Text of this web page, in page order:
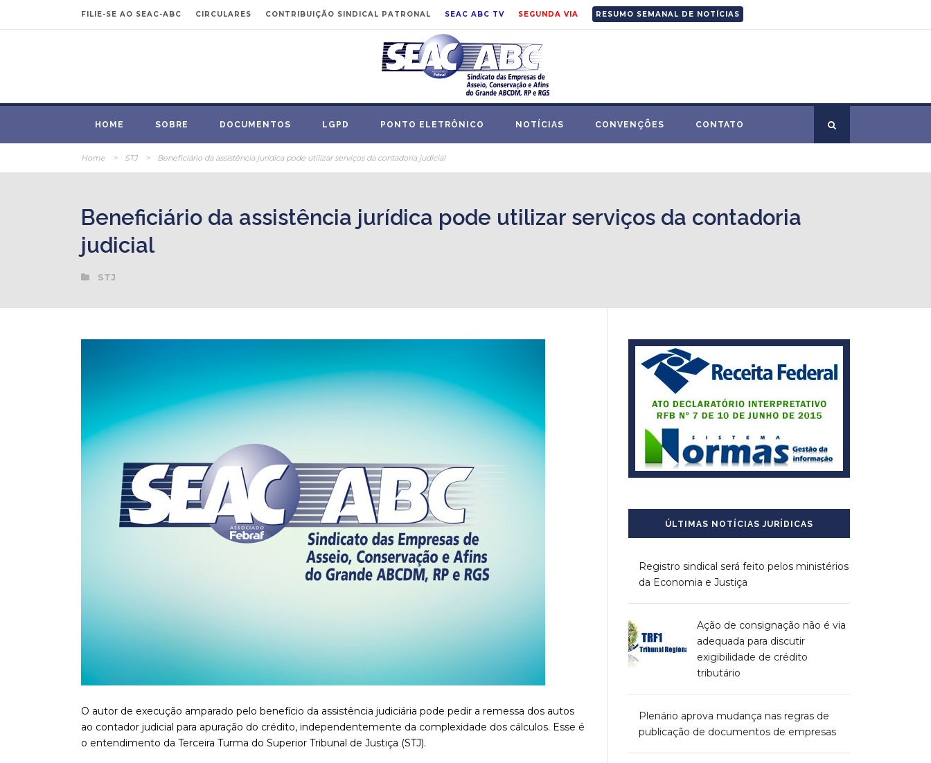
FILIE-SE AO SEAC-ABC CIRCULARES CONTRIBUIÇÃO SINDICAL PATRONAL SEAC ABC TV SEGUNDA VIA RESUMO SEMANAL DE NOTÍCIAS
HOME SOBRE DOCUMENTOS LGPD PONTO ELETRÔNICO NOTÍCIAS CONVENÇÕES CONTATO
Home > STJ > Beneficiário da assistência jurídica pode utilizar serviços da contadoria judicial
Beneficiário da assistência jurídica pode utilizar serviços da contadoria
judicial
STJ
O autor de execução amparado pelo benefício da assistência judiciária pode pedir a remessa dos autos
ao contador judicial para apuração do crédito, independentemente da complexidade dos cálculos. Esse é
o entendimento da Terceira Turma do Superior Tribunal de Justiça (STJ).
ÚLTIMAS NOTÍCIAS JURÍDICAS
Registro sindical será feito pelos ministérios
da Economia e Justiça
Ação de consignação não é via
adequada para discutir
exigibilidade de crédito
tributário
Plenário aprova mudança nas regras de
publicação de documentos de empresas